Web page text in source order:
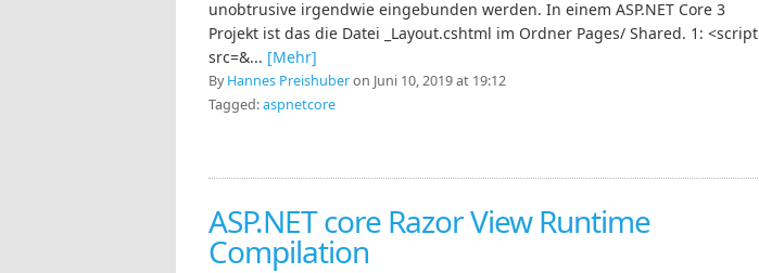
unobtrusive irgendwie eingebunden werden. In einem ASP.NET Core 3
Projekt ist das die Datei _Layout.cshtml im Ordner Pages/ Shared. 1: <script
src=&... [Mehr]
ByHannes Preishuberon Juni 10, 2019 at 19:12
Tagged:aspnetcore
ASP.NET core Razor View Runtime
Compilation